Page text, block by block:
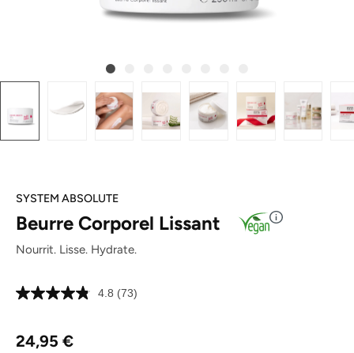
SYSTEM ABSOLUTE
Beurre Corporel Lissant
Nourrit. Lisse. Hydrate.
4.8 Lire
(73)
Prix régulier :
24,95 €